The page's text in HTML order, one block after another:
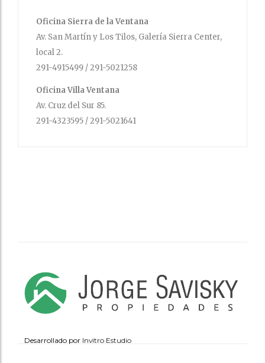
Oficina Sierra de la Ventana
Av. San Martín y Los Tilos, Galería Sierra Center,
local 2.
291-4915499 / 291-5021258
Oficina Villa Ventana
Av. Cruz del Sur 85.
291-4323595 / 291-5021641
Desarrollado por Invitro Estudio